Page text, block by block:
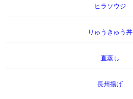
ヒラソウジ
りゅうきゅう丼
直蒸し
長州揚げ